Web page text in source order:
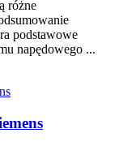
różne
podstawowe
napędowego ...